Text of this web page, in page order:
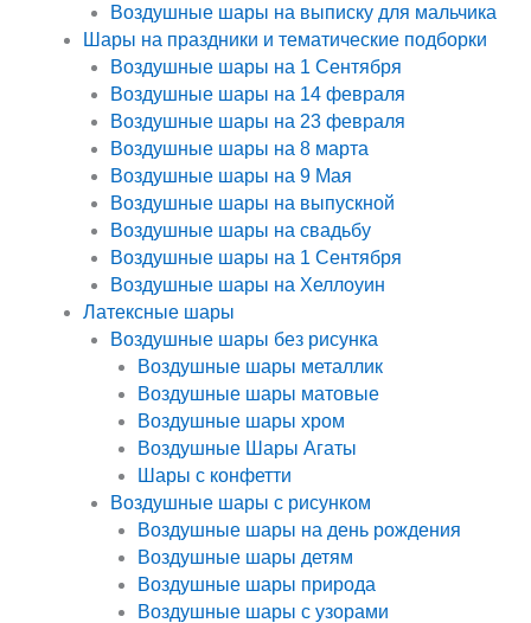
Воздушные шары на выписку для мальчика
Шары на праздники и тематические подборки
Воздушные шары на 1 Сентября
Воздушные шары на 14 февраля
Воздушные шары на 23 февраля
Воздушные шары на 8 марта
Воздушные шары на 9 Мая
Воздушные шары на выпускной
Воздушные шары на свадьбу
Воздушные шары на 1 Сентября
Воздушные шары на Хеллоуин
Латексные шары
Воздушные шары без рисунка
Воздушные шары металлик
Воздушные шары матовые
Воздушные шары хром
Воздушные Шары Агаты
Шары с конфетти
Воздушные шары с рисунком
Воздушные шары на день рождения
Воздушные шары детям
Воздушные шары природа
Воздушные шары с узорами